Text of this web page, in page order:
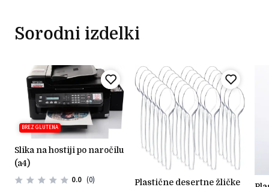
Sorodni izdelki
BREZ GLUTENA
slika na hostiji po naročilu
(a4)
0.0 (0)
plastične desertne žličke